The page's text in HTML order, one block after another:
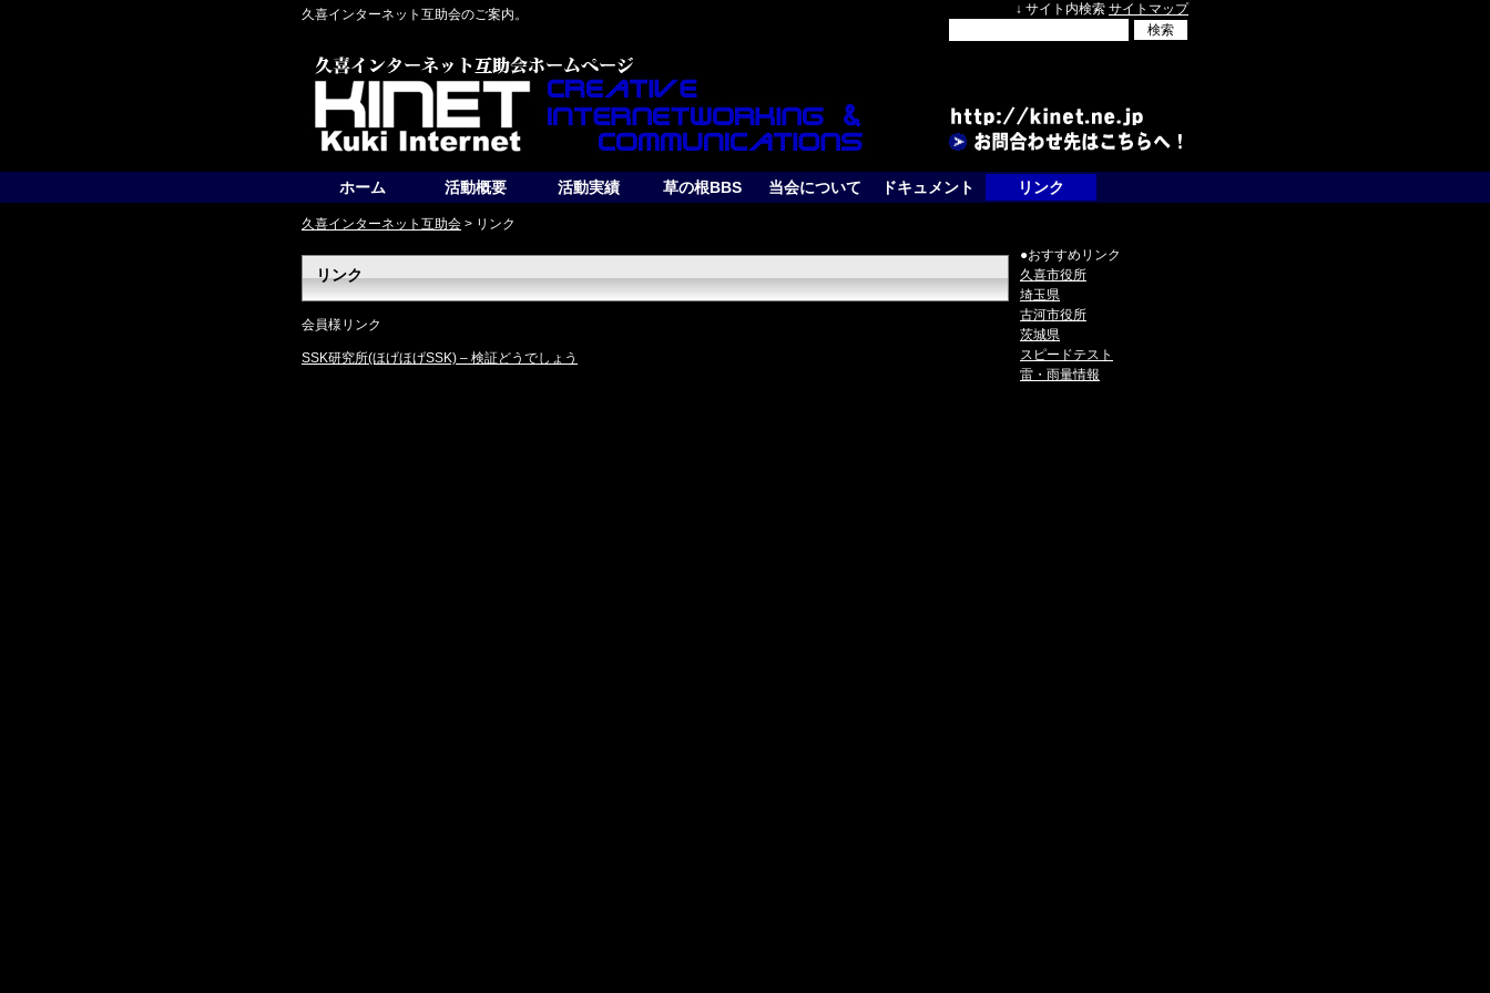
久喜インターネット互助会のご案内。 ↓ サイト内検索 サイトマップ
ホーム 活動概要 活動実績 草の根BBS 当会について ドキュメント リンク
久喜インターネット互助会 > リンク
リンク
会員様リンク
SSK研究所(ほげほげSSK) – 検証どうでしょう
●おすすめリンク
久喜市役所
埼玉県
古河市役所
茨城県
スピードテスト
雷・雨量情報